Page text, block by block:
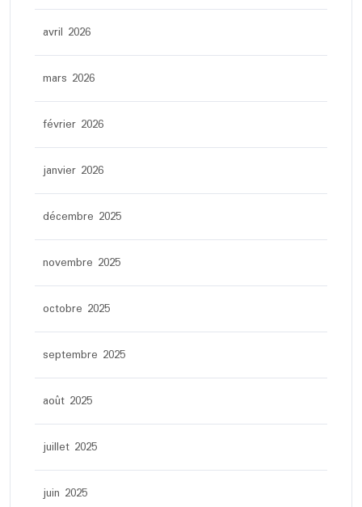
avril 2026
mars 2026
février 2026
janvier 2026
décembre 2025
novembre 2025
octobre 2025
septembre 2025
août 2025
juillet 2025
juin 2025